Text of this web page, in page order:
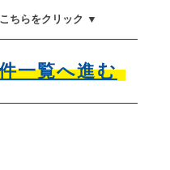
ちらをクリック ▼
一覧へ進む